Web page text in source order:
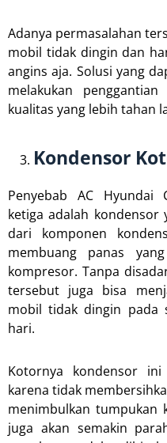
Adanya permasalahan
mobil tidak dingin dan
angins aja. Solusi yang
melakukan
kualitas yang lebih tahan
Kondensor
Penyebab AC Hyundai
ketiga adalah kondensor
dari komponen
membuang panas
kompresor. Tanpa
tersebut juga bisa
mobil tidak dingin pada
hari.
Kotornya kondensor ini
karena tidak
menimbulkan tumpukan
juga akan semakin